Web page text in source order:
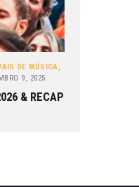
DE MÚSICA,
9, 2025
& RECAP